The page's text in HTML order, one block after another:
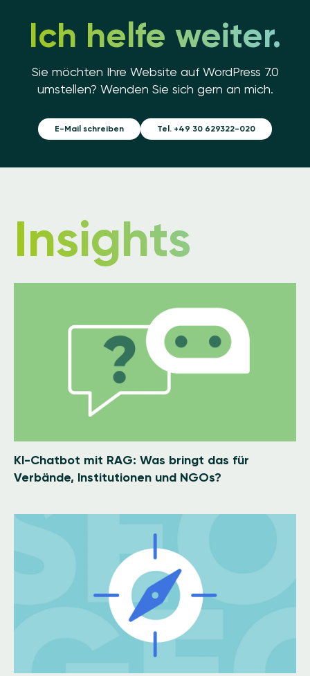
Ich helfe weiter.
Sie möchten Ihre Website auf WordPress 7.0
umstellen? Wenden Sie sich gern an mich.
E-Mail schreiben Tel. +49 30 629322-020
Insights
KI-Chatbot mit RAG: Was bringt das für
Verbände, Institutionen und NGOs?